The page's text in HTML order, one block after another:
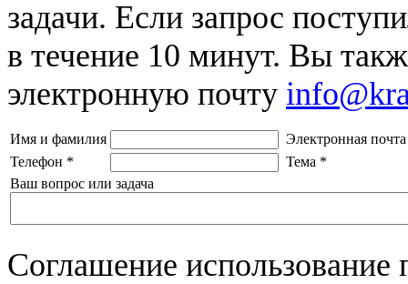
задачи. Если запрос
в течение 10 минут. Вы
электронную почту
Имя и фамилия
Электронная почта
Телефон * Тема *
Ваш вопрос или задача
Соглашение